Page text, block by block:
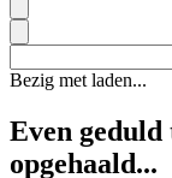
Bezig met laden...
Even
opgehaald...